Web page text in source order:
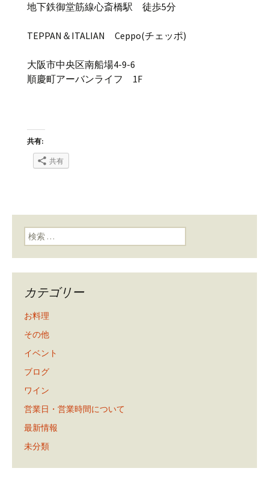
地下鉄御堂筋線心斎橋駅 徒歩5分
TEPPAN＆ITALIAN Ceppo(チェッポ)
大阪市中央区南船場4-9-6
順慶町アーバンライフ 1F
共有:
共有
検索:
カテゴリー
お料理
その他
イベント
ブログ
ワイン
営業日・営業時間について
最新情報
未分類